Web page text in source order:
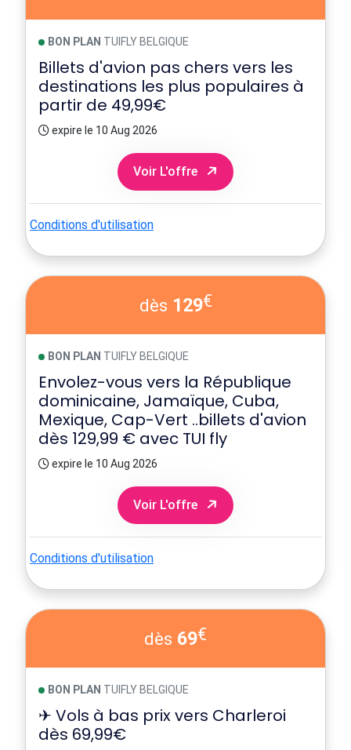
BON PLAN TUIFLY BELGIQUE
Billets d'avion pas chers vers les
destinations les plus populaires à
partir de 49,99€
expire le 10 Aug 2026
Voir L'offre
Conditions d'utilisation
dès 129€
BON PLAN TUIFLY BELGIQUE
Envolez-vous vers la République
dominicaine, Jamaïque, Cuba,
Mexique, Cap-Vert ..billets d'avion
dès 129,99 € avec TUI fly
expire le 10 Aug 2026
Voir L'offre
Conditions d'utilisation
dès 69€
BON PLAN TUIFLY BELGIQUE
✈ Vols à bas prix vers Charleroi
dès 69,99€